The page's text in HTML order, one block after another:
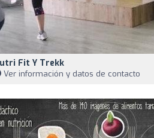
Fit Y Trekk
Ver información y datos de contacto